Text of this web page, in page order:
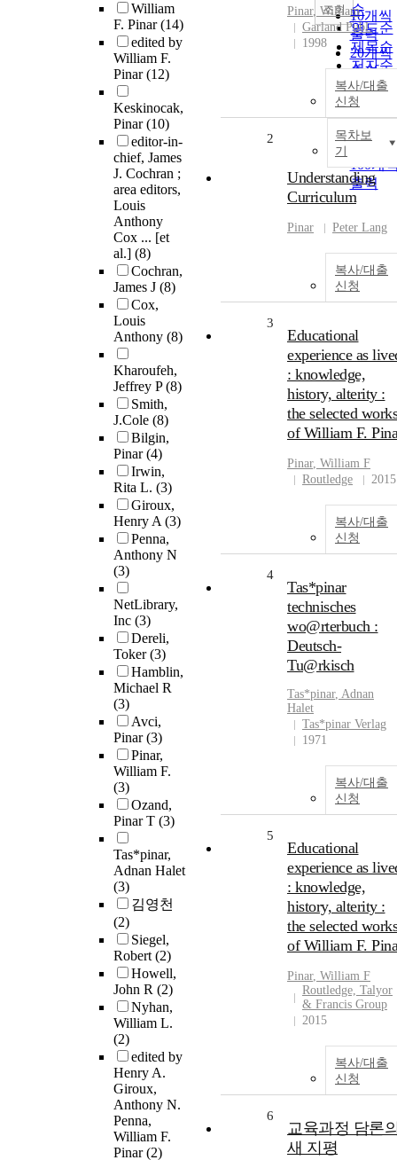
William
F. Pinar(14)
edited by
William F.
Pinar(12)
Keskinocak,
Pinar(10)
editor-in-
chief, James
J. Cochran ;
area editors,
Louis
Anthony
Cox ... [et
al.] (8)
Cochran,
James J (8)
Cox,
Louis
Anthony (8)
Kharoufeh,
Jeffrey P(8)
Smith,
J.Cole (8)
Bilgin,
Pinar(4)
Irwin,
Rita L. (3)
Giroux,
Henry A(3)
Penna,
Anthony N
(3)
NetLibrary,
Inc (3)
Dereli,
Toker(3)
Hamblin,
Michael R
(3)
Avci,
Pinar(3)
Pinar,
William F.
(3)
Ozand,
Pinar T (3)
Tas*pinar,
Adnan Halet
(3)
김영천
(2)
Siegel,
Robert(2)
Howell,
John R (2)
Nyhan,
William L.
(2)
edited by
Henry A.
Giroux,
Anthony N.
Penna,
William F.
Pinar(2)
순
연도순
제목순
저자순
발행기
관순
10개씩
출력
20개씩
출력
30개씩
출력
50개씩
100개
출력
조회
Pinar, William
Garland Publ.
1998
복사/대출
신청
목차보
기
2
Understanding
Curriculum
Pinar Peter Lang
복사/대출
신청
3
Educational
experience as
: knowledge,
history, alterity :
the selected works
of William F.
Pinar, William F
Routledge
2015
복사/대출
신청
4
Tas*pinar
technisches
wo@rterbuch :
Deutsch-
Tu@rkisch
Tas*pinar, Adnan
Halet
Tas*pinar Verlag
1971
복사/대출
신청
5
Educational
experience as
: knowledge,
history, alterity :
the selected works
of William F.
Pinar, William F
Routledge, Talyor
& Francis Group
2015
복사/대출
신청
6
교육과정 담론
새 지평